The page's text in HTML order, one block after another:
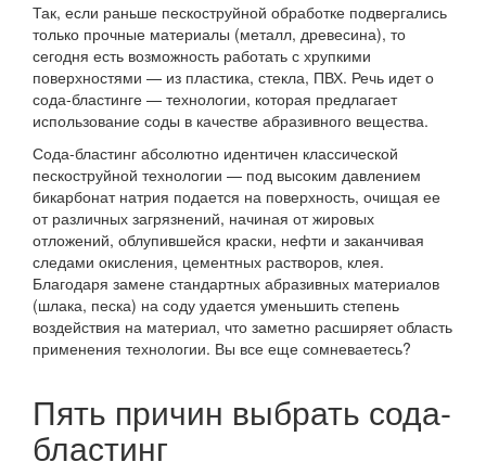
Так, если раньше пескоструйной обработке подвергались
только прочные материалы (металл, древесина), то
сегодня есть возможность работать с хрупкими
поверхностями — из пластика, стекла, ПВХ. Речь идет о
сода-бластинге — технологии, которая предлагает
использование соды в качестве абразивного вещества.
Сода-бластинг абсолютно идентичен классической
пескоструйной технологии — под высоким давлением
бикарбонат натрия подается на поверхность, очищая ее
от различных загрязнений, начиная от жировых
отложений, облупившейся краски, нефти и заканчивая
следами окисления, цементных растворов, клея.
Благодаря замене стандартных абразивных материалов
(шлака, песка) на соду удается уменьшить степень
воздействия на материал, что заметно расширяет область
применения технологии. Вы все еще сомневаетесь?
Пять причин выбрать сода-
бластинг